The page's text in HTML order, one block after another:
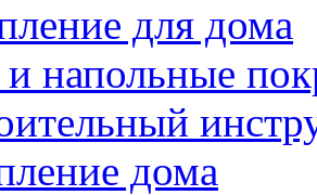
для дома
напольные
дома